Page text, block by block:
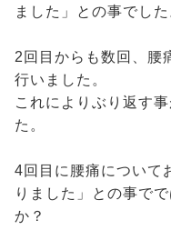
ました」との事でした
2回目からも数回、腰
行いました。
これによりぶり返す
た。
4回目に腰痛について
りました」との事で
か？